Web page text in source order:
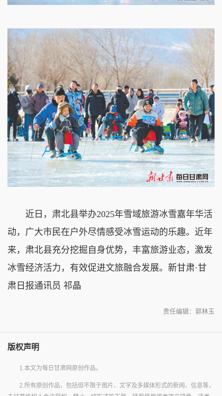
近日，肃北县举办2025年雪域旅游冰雪嘉年华活
动，广大市民在户外尽情感受冰雪运动的乐趣。近年
来，肃北县充分挖掘自身优势，丰富旅游业态，激发
冰雪经济活力，有效促进文旅融合发展。新甘肃·甘
肃日报通讯员 祁晶
责任编辑：郭林玉
版权声明
1.本文为每日甘肃网原创作品。
2.所有原创作品，包括但不限于图片、文字及多媒体形式的新闻、信息等，